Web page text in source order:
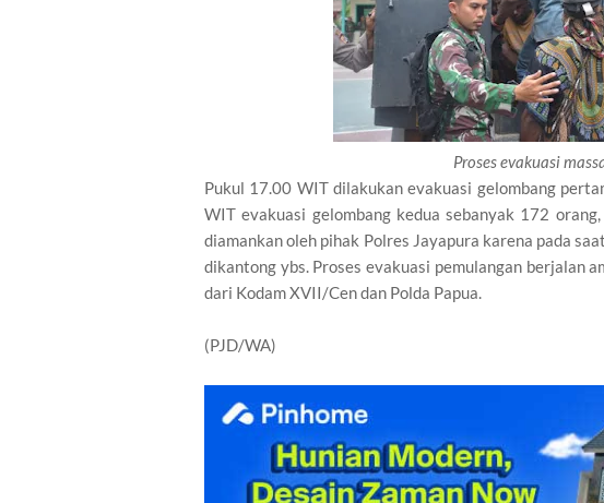
Proses evakuasi
Pukul 17.00 WIT dilakukan evakuasi gelombang
WIT evakuasi gelombang kedua sebanyak 172
diamankan oleh pihak Polres Jayapura karena pada
dikantong ybs. Proses evakuasi pemulangan berjalan
dari Kodam XVII/Cen dan Polda Papua.
(PJD/WA)